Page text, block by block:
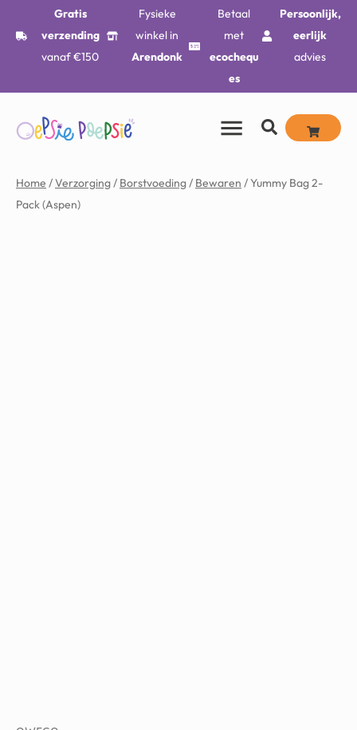
Gratis
verzending
vanaf €150
Fysieke
winkel in
Arendonk
Betaal
met
ecochequ
es
Persoonlijk,
eerlijk
advies
Home /Verzorging/ Borstvoeding/ Bewaren / Yummy Bag 2-
Pack (Aspen)